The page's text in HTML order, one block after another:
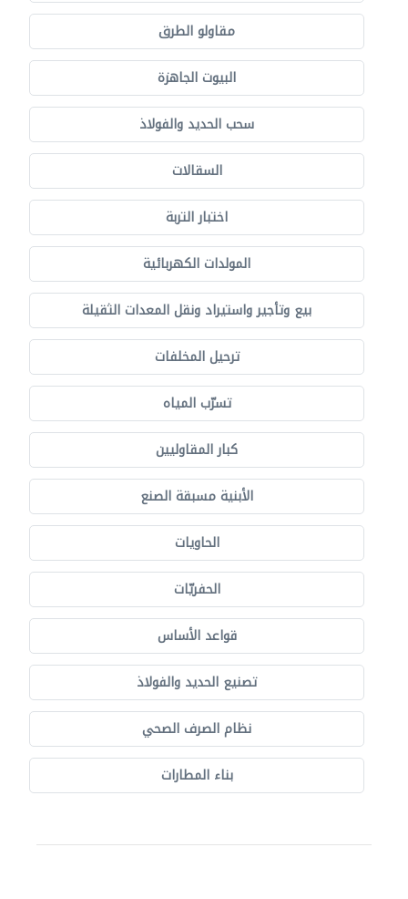
مقاولو الطرق
البيوت الجاهزة
سحب الحديد والفولاذ
السقالات
اختبار التربة
المولدات الكهربائية
بيع وتأجير واستيراد ونقل المعدات الثقيلة
ترحيل المخلفات
تسرّب المياه
كبار المقاوليين
الأبنية مسبقة الصنع
الحاويات
الحفريّات
قواعد الأساس
تصنيع الحديد والفولاذ
نظام الصرف الصحي
بناء المطارات